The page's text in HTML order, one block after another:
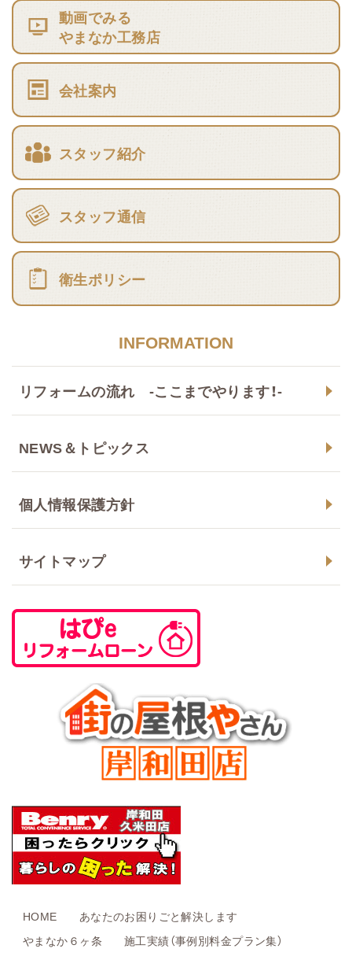
動画でみる
やまなか工務店
会社案内
スタッフ紹介
スタッフ通信
衛生ポリシー
INFORMATION
リフォームの流れ -ここまでやります！-
NEWS＆トピックス
個人情報保護方針
サイトマップ
HOME
あなたのお困りごと解決します
やまなか６ヶ条
施工実績（事例別料金プラン集）